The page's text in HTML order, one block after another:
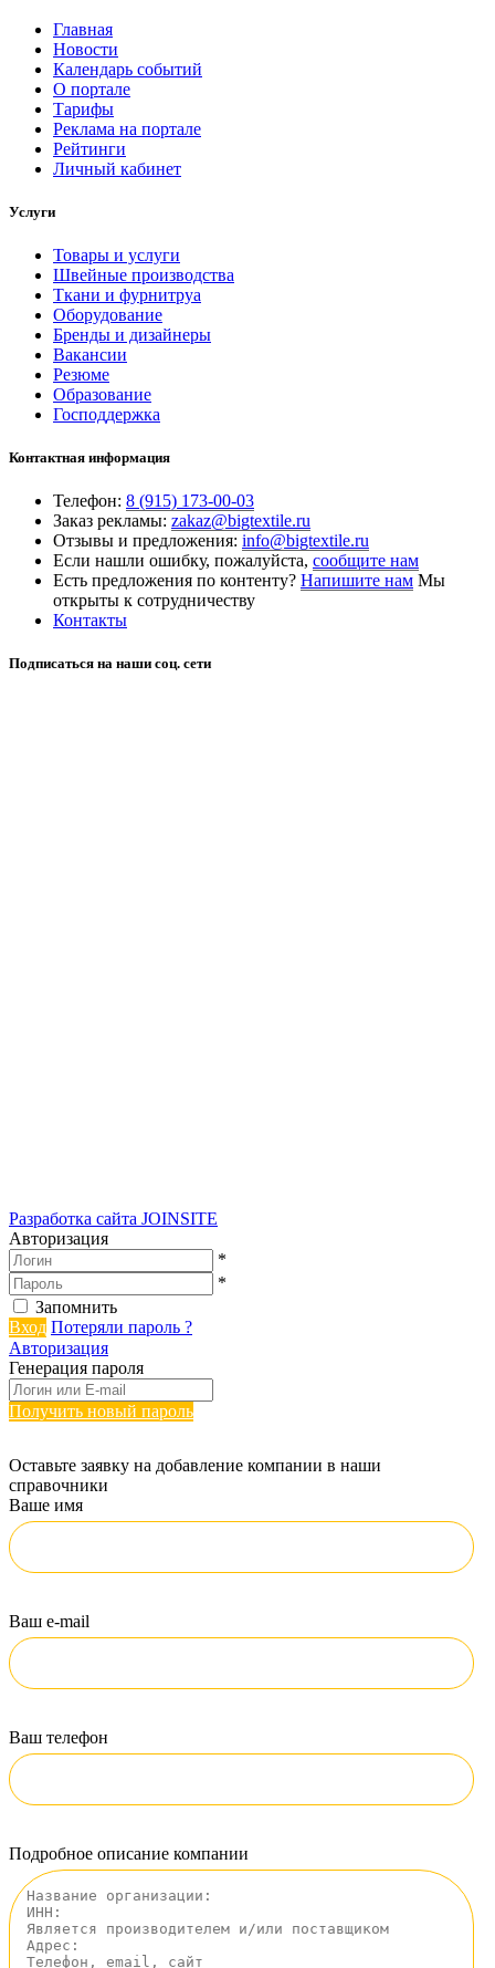
Главная
Новости
Календарь событий
О портале
Тарифы
Реклама на портале
Рейтинги
Личный кабинет
Услуги
Товары и услуги
Швейные производства
Ткани и фурнитруа
Оборудование
Бренды и дизайнеры
Вакансии
Резюме
Образование
Господдержка
Контактная информация
Телефон: 8 (915) 173-00-03
Заказ рекламы: zakaz@bigtextile.ru
Отзывы и предложения: info@bigtextile.ru
Если нашли ошибку, пожалуйста, сообщите нам
Есть предложения по контенту? Напишите нам Мы
открыты к сотрудничеству
Контакты
Подписаться на наши соц. сети
Разработка сайта JOINSITE
Авторизация
*
*
Запомнить
Вход Потеряли пароль ?
Авторизация
Генерация пароля
Получить новый пароль
Оставьте заявку на добавление компании в наши
справочники
Ваше имя
Ваш e-mail
Ваш телефон
Подробное описание компании